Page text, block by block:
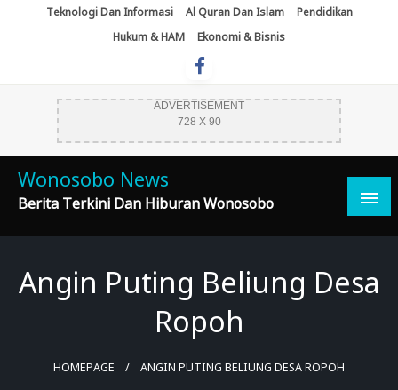
Teknologi Dan Informasi Al Quran Dan Islam
Pendidikan
Hukum & HAM
Ekonomi & Bisnis
ADVERTISEMENT
728 X 90
Wonosobo News
Berita Terkini Dan Hiburan Wonosobo
Angin Puting Beliung Desa
Ropoh
HOMEPAGE ANGIN PUTING BELIUNG DESA ROPOH